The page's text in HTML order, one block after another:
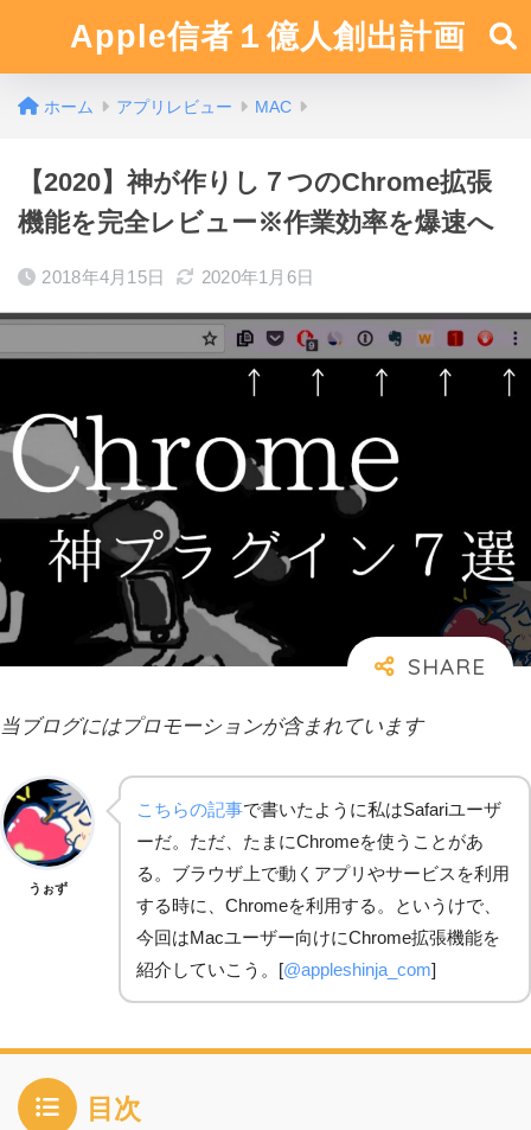
Apple信者１億人創出計画
ホーム アプリレビュー MAC
【2020】神が作りし７つのChrome拡張
機能を完全レビュー※作業効率を爆速へ
2018年4月15日 2020年1月6日
当ブログにはプロモーションが含まれています
うぉず
こちらの記事で書いたように私はSafariユーザ
ーだ。ただ、たまにChromeを使うことがあ
る。ブラウザ上で動くアプリやサービスを利用
する時に、Chromeを利用する。というけで、
今回はMacユーザー向けにChrome拡張機能を
紹介していこう。[@appleshinja_com]
目次